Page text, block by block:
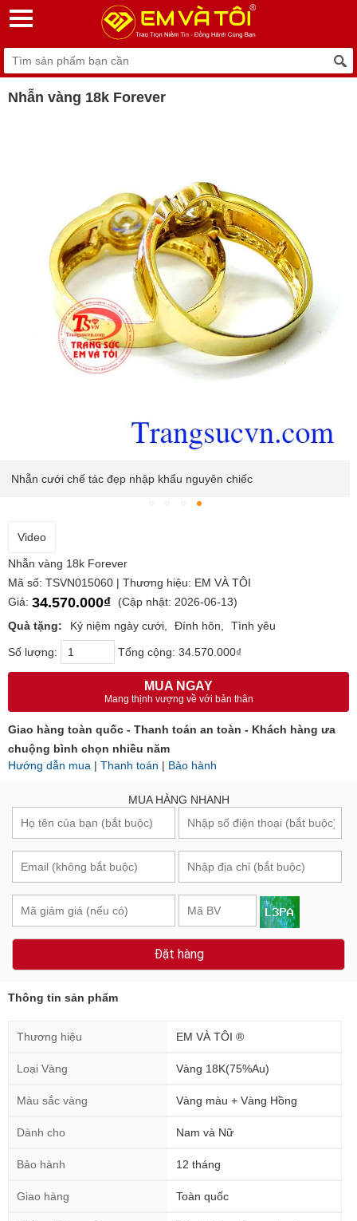
Nhẫn vàng 18k Forever
Nhẫn cưới chế tác đẹp nhập khẩu nguyên chiếc
Video
Nhẫn vàng 18k Forever
Mã số: TSVN015060 | Thương hiệu: EM VÀ TÔI
Giá: 34.570.000₫
(Cập nhật: 2026-06-13)
Quà tặng:
Kỷ niệm ngày cưới Đính hôn Tình yêu
Số lượng: Tổng cộng: 34.570.000₫
MUA NGAY
Mang thịnh vượng về với bản thân
Giao hàng toàn quốc - Thanh toán an toàn - Khách hàng ưa
chuộng bình chọn nhiều năm
Hướng dẫn mua | Thanh toán | Bảo hành
MUA HÀNG NHANH
Đặt hàng
Thông tin sản phẩm
Thương hiệu EM VÀ TÔI ®
Loại Vàng Vàng 18K(75%Au)
Màu sắc vàng Vàng màu + Vàng Hồng
Dành cho Nam và Nữ
Bảo hành 12 tháng
Giao hàng Toàn quốc